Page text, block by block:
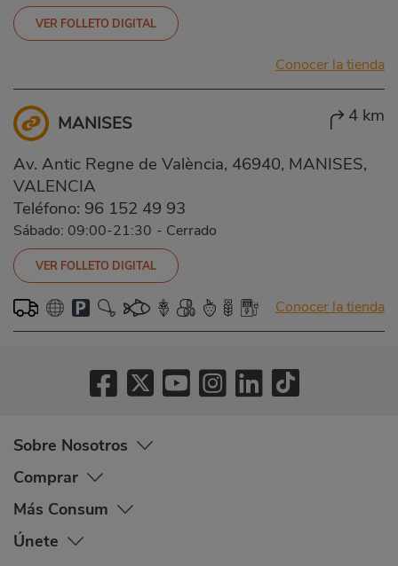
VER FOLLETO DIGITAL
Conocer la tienda
MANISES 4 km
Av. Antic Regne de València, 46940, MANISES,
VALENCIA
Teléfono: 96 152 49 93
Sábado: 09:00-21:30 - Cerrado
VER FOLLETO DIGITAL
Conocer la tienda
Sobre Nosotros
Comprar
Más Consum
Únete